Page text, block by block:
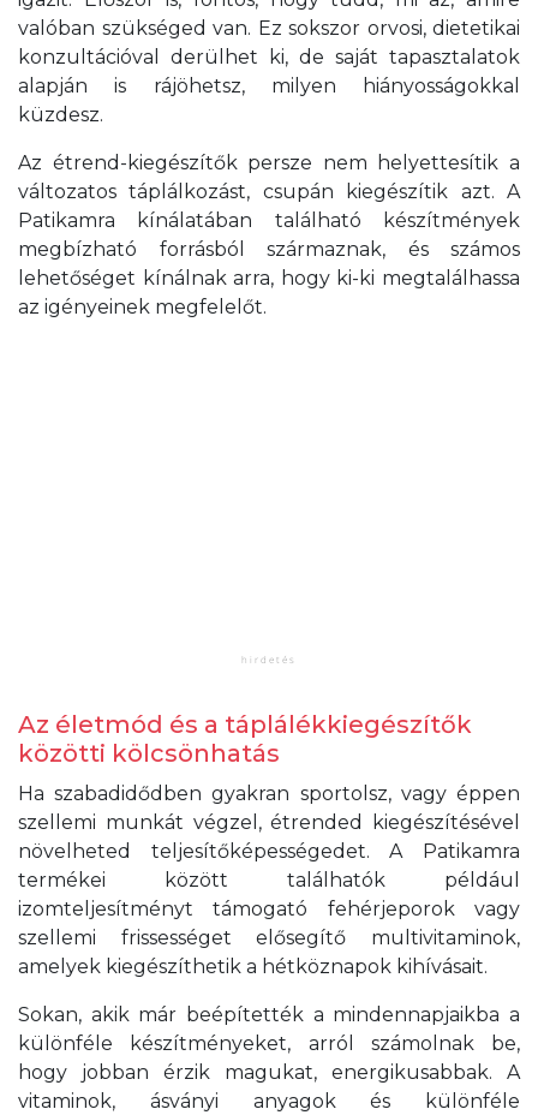
valóban szükséged van. Ez sokszor orvosi, dietetikai
konzultációval derülhet ki, de saját tapasztalatok
alapján is rájöhetsz, milyen hiányosságokkal
küzdesz.
Az étrend-kiegészítők persze nem helyettesítik a
változatos táplálkozást, csupán kiegészítik azt. A
Patikamra kínálatában található készítmények
megbízható forrásból származnak, és számos
lehetőséget kínálnak arra, hogy ki-ki megtalálhassa
az igényeinek megfelelőt.
Az életmód és a táplálékkiegészítők
közötti kölcsönhatás
Ha szabadidődben gyakran sportolsz, vagy éppen
szellemi munkát végzel, étrended kiegészítésével
növelheted teljesítőképességedet. A Patikamra
termékei között találhatók például
izomteljesítményt támogató fehérjeporok vagy
szellemi frissességet elősegítő multivitaminok,
amelyek kiegészíthetik a hétköznapok kihívásait.
Sokan, akik már beépítették a mindennapjaikba a
különféle készítményeket, arról számolnak be,
hogy jobban érzik magukat, energikusabbak. A
vitaminok, ásványi anyagok és különféle